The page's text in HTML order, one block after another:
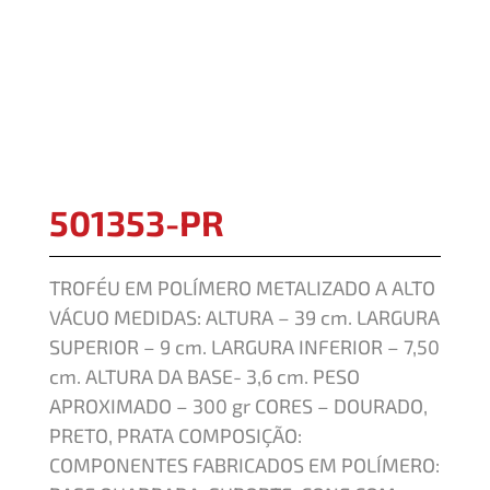
501353-PR
TROFÉU EM POLÍMERO METALIZADO A ALTO
VÁCUO MEDIDAS: ALTURA – 39 cm. LARGURA
SUPERIOR – 9 cm. LARGURA INFERIOR – 7,50
cm. ALTURA DA BASE- 3,6 cm. PESO
APROXIMADO – 300 gr CORES – DOURADO,
PRETO, PRATA COMPOSIÇÃO:
COMPONENTES FABRICADOS EM POLÍMERO: